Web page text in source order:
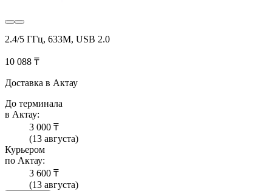
2.4/5 ГГц, 633M, USB 2.0
10 088 ₸
Доставка в Актау
До терминала
в Актау:
3 000 ₸
(13 августа)
Курьером
по Актау:
3 600 ₸
(13 августа)